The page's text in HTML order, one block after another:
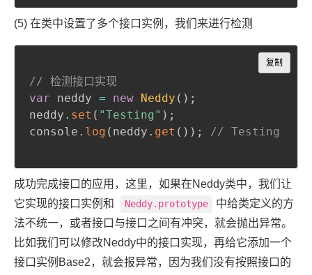
(5) 在类中设置了多个接口实例，我们来进行检测
// 检测接口实现
var neddy = new Neddy ( ) ;
neddy . set ( "Testing" ) ;
console . log ( neddy . get ( ) ) ; // Testing
复制
Copy
成功完成接口的应用，这里，如果在Neddy类中，我们让
它实现的接口实例和
Neddy.prototype
中给类定义的方
法不统一，或者接口与接口之间有冲突，就会抛出异常。
比如我们可以修改Neddy中的接口实现，再给它添加一个
接口实例Base2，就会报异常，因为我们没有按照接口的